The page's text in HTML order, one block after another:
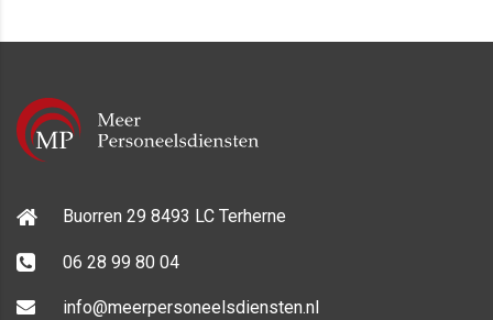
Buorren 29 8493 LC Terherne
06 28 99 80 04
info@meerpersoneelsdiensten.nl